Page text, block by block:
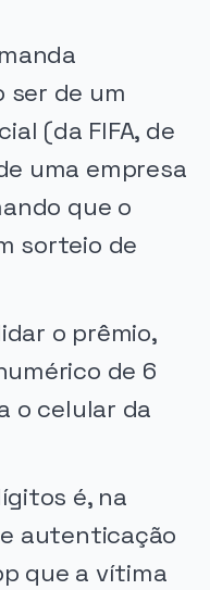
ser de um
(da FIFA, de
uma empresa
que o
sorteio de
o prêmio,
de 6
o celular da
é, na
autenticação
que a vítima